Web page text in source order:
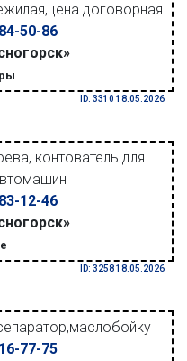
договорная
50-86
ID: 3310 18.05.2026
контователь для
12-46
ID: 3258 18.05.2026
77-75